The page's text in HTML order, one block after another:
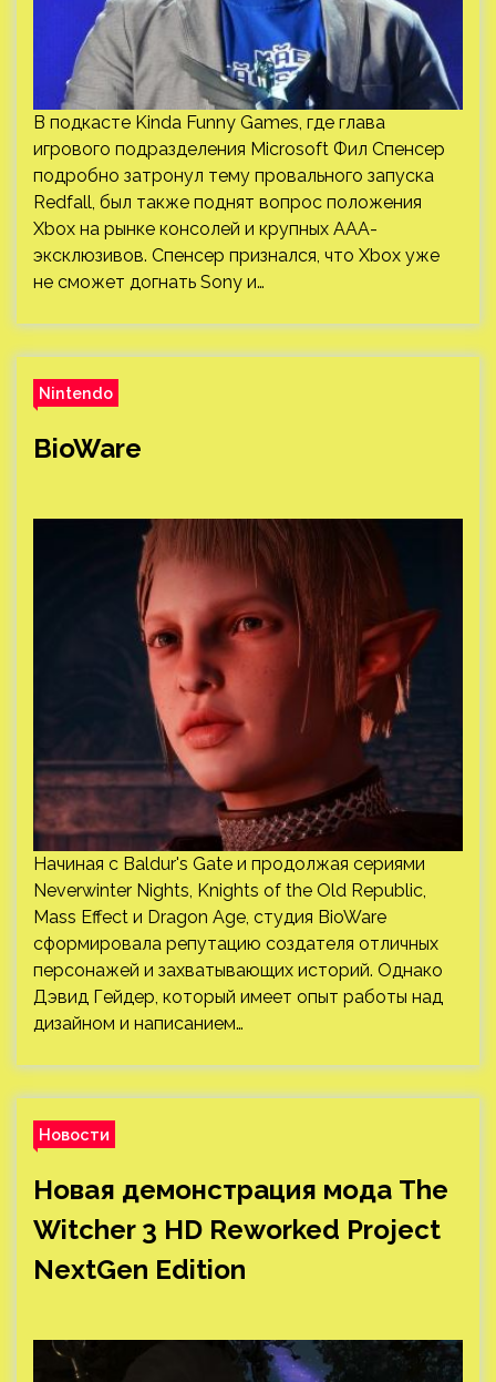
В подкасте Kinda Funny Games, где глава
игрового подразделения Microsoft Фил Спенсер
подробно затронул тему провального запуска
Redfall, был также поднят вопрос положения
Xbox на рынке консолей и крупных AAA-
эксклюзивов. Спенсер признался, что Xbox уже
не сможет догнать Sony и…
Nintendo
BioWare
Начиная с Baldur's Gate и продолжая сериями
Neverwinter Nights, Knights of the Old Republic,
Mass Effect и Dragon Age, студия BioWare
сформировала репутацию создателя отличных
персонажей и захватывающих историй. Однако
Дэвид Гейдер, который имеет опыт работы над
дизайном и написанием…
Новости
Новая демонстрация мода The
Witcher 3 HD Reworked Project
NextGen Edition